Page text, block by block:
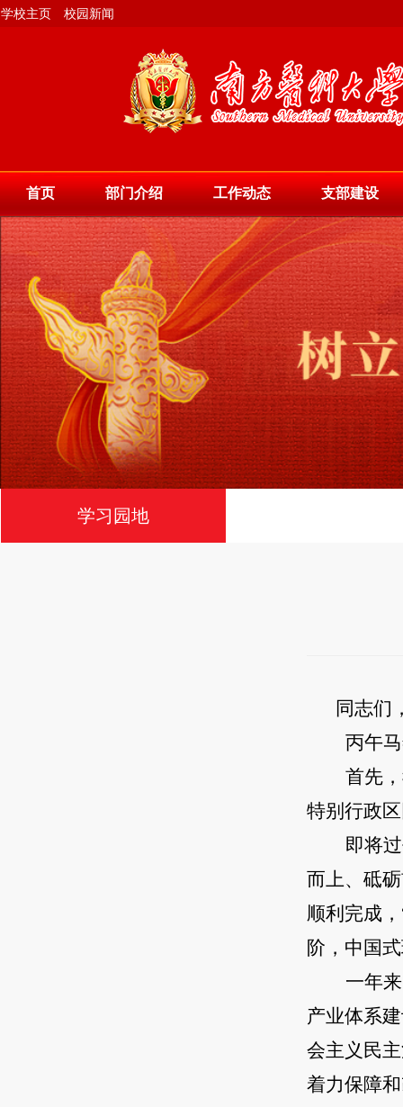
学校主页 校园新闻
首页 部门介绍 工作动态 支部建设
学习园地
同志们
丙午
首先
特别行政
即将
而上、砥
顺利完成
阶，中国
一年
产业体系
会主义民
着力保障